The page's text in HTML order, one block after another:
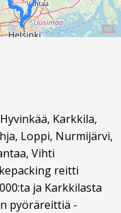
Karkkila,
Loppi, Nurmijärvi,
Vihti
reitti
ja Karkkilasta
pyöräreittiä -